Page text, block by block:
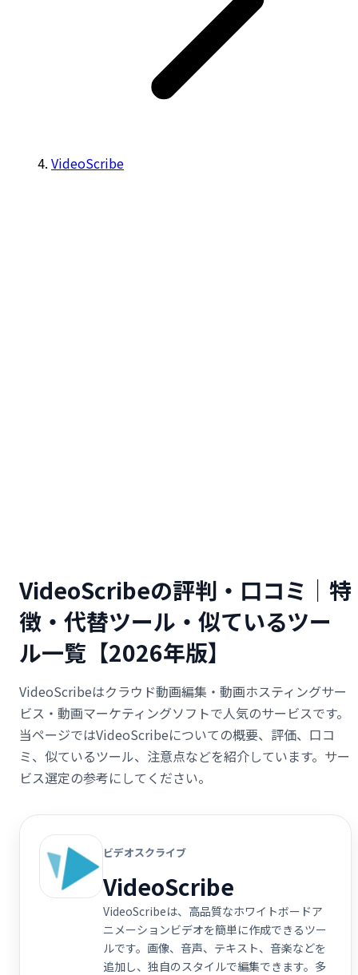
VideoScribe
VideoScribeの評判・口コミ｜特
徴・代替ツール・似ているツー
ル一覧【2026年版】
VideoScribeはクラウド動画編集・動画ホスティングサー
ビス・動画マーケティングソフトで人気のサービスです。
当ページではVideoScribeについての概要、評価、口コ
ミ、似ているツール、注意点などを紹介しています。サー
ビス選定の参考にしてください。
ビデオスクライブ
VideoScribe
VideoScribeは、高品質なホワイトボードア
ニメーションビデオを簡単に作成できるツー
ルです。画像、音声、テキスト、音楽などを
追加し、独自のスタイルで編集できます。多